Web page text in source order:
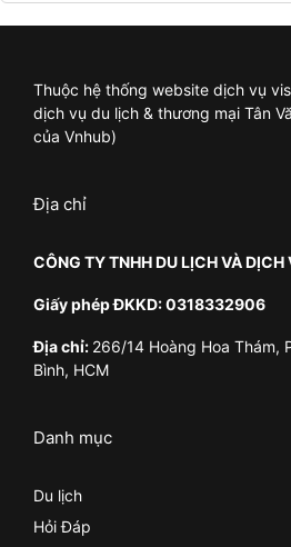
Thuộc hệ thống website dịch vụ
dịch vụ du lịch & thương mại Tân
của Vnhub)
Địa chỉ
CÔNG TY TNHH DU LỊCH VÀ DỊCH
Giấy phép ĐKKD: 0318332906
Địa chỉ: 266/14 Hoàng Hoa Thám,
Bình, HCM
Danh mục
Du lịch
Hỏi Đáp